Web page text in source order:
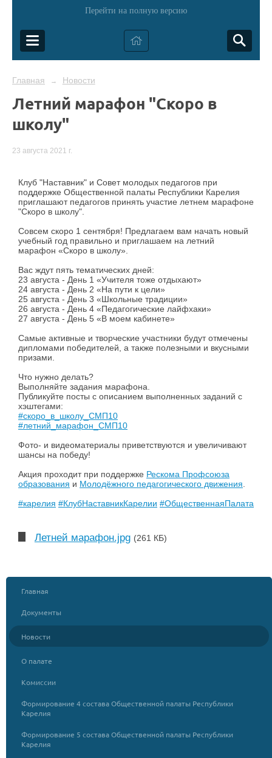
Перейти на полную версию
Главная → Новости
Летний марафон "Скоро в
школу"
23 августа 2021 г.
Клуб "Наставник" и Совет молодых педагогов при
поддержке Общественной палаты Республики Карелия
приглашают педагогов принять участие летнем марафоне
"Скоро в школу".
Совсем скоро 1 сентября! Предлагаем вам начать новый
учебный год правильно и приглашаем на летний
марафон «Скоро в школу».
Вас ждут пять тематических дней:
23 августа - День 1 «Учителя тоже отдыхают»
24 августа - День 2 «На пути к цели»
25 августа - День 3 «Школьные традиции»
26 августа - День 4 «Педагогические лайфхаки»
27 августа - День 5 «В моем кабинете»
Самые активные и творческие участники будут отмечены
дипломами победителей, а также полезными и вкусными
призами.
Что нужно делать?
Выполняйте задания марафона.
Публикуйте посты с описанием выполненных заданий с
хэштегами:
#скоро_в_школу_СМП10
#летний_марафон_СМП10
Фото- и видеоматериалы приветствуются и увеличивают
шансы на победу!
Акция проходит при поддержке Рескома Профсоюза
образования и Молодёжного педагогического движения
#карелия #КлубНаставникКарелии
Летней марафон.jpg (261 КБ)
Главная
Документы
Новости
О палате
Комиссии
Формирование 4 состава Общественной палаты Республики
Карелия
Формирование 5 состава Общественной палаты Республики
Карелия